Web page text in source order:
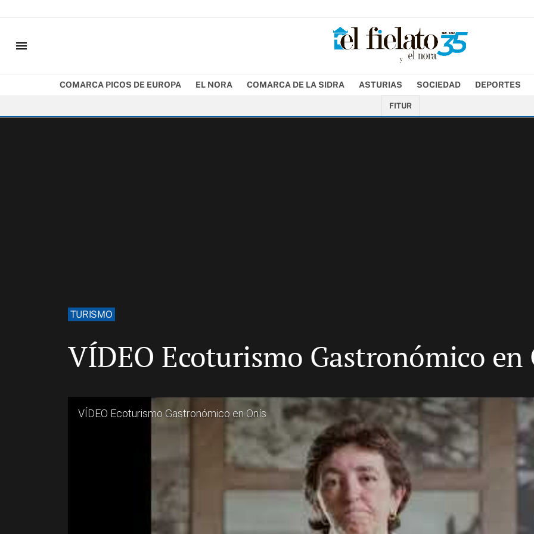
menu
COMARCA PICOS DE EUROPA EL NORA COMARCA DE LA SIDRA ASTURIAS SOCIEDAD DEPORTES
FITUR
TURISMO
VÍDEO Ecoturismo Gastronómico en
VÍDEO Ecoturismo Gastronómico en Onís